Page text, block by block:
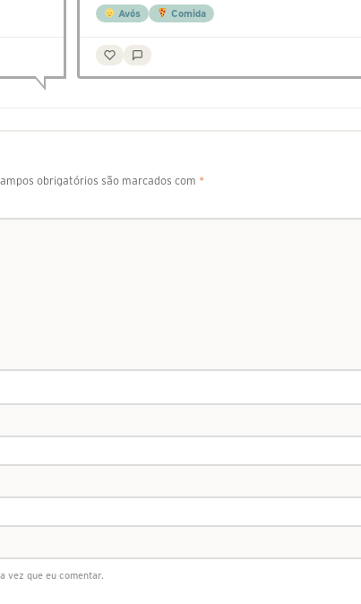
Avós Comida
obrigatórios são marcados com *
vez que eu comentar.